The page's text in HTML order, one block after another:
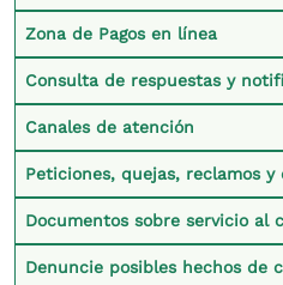
Zona de Pagos en línea
Consulta de respuestas y
Canales de atención
Peticiones, quejas, reclamos y
Documentos sobre servicio al
Denuncie posibles hechos de